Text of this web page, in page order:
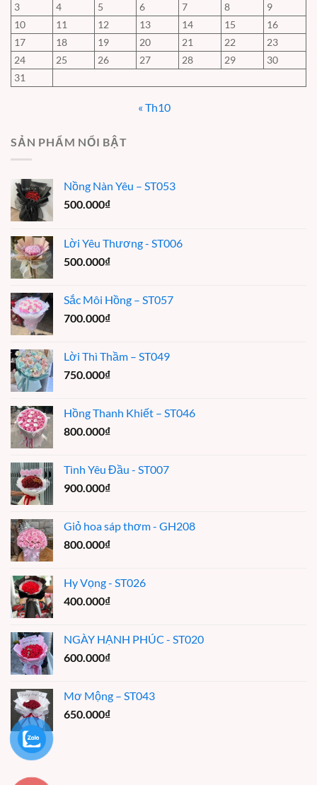
3
4 5 6 7 8
9
10
11 12 13 14 15
16
17
18 19 20 21 22
23
24
25 26 27 28 29
30
31
« Th10
SẢN PHẨM NỔI BẬT
Nồng Nàn Yêu – ST053
500.000₫
Lời Yêu Thương - ST006
500.000₫
Sắc Môi Hồng – ST057
700.000₫
Lời Thì Thầm – ST049
750.000₫
Hồng Thanh Khiết – ST046
800.000₫
Tình Yêu Đầu - ST007
900.000₫
Giỏ hoa sáp thơm - GH208
800.000₫
Hy Vọng - ST026
400.000₫
NGÀY HẠNH PHÚC - ST020
600.000₫
Mơ Mộng – ST043
650.000₫